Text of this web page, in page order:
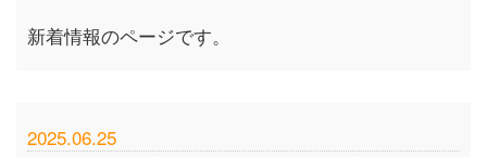
新着情報のページです。
2025.06.25